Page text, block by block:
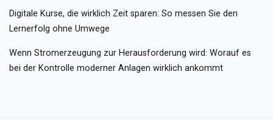
Digitale Kurse, die wirklich Zeit sparen: So messen Sie den
Lernerfolg ohne Umwege
Wenn Stromerzeugung zur Herausforderung wird: Worauf es
bei der Kontrolle moderner Anlagen wirklich ankommt